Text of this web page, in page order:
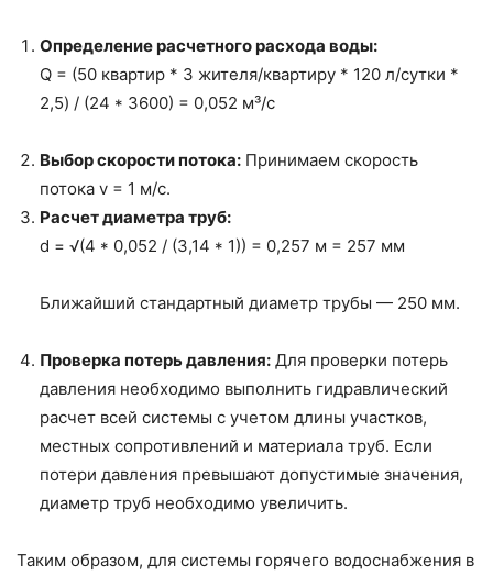
Определение расчетного расхода воды:
Q = (50 квартир * 3 жителя/квартиру * 120 л/сутки *
2,5) / (24 * 3600) = 0,052 м³/с
Выбор скорости потока: Принимаем скорость
потока v = 1 м/с.
Расчет диаметра труб:
d = √(4 * 0,052 / (3,14 * 1)) = 0,257 м = 257 мм
Ближайший стандартный диаметр трубы — 250 мм.
Проверка потерь давления: Для проверки потерь
давления необходимо выполнить гидравлический
расчет всей системы с учетом длины участков,
местных сопротивлений и материала труб. Если
потери давления превышают допустимые значения,
диаметр труб необходимо увеличить.
Таким образом, для системы горячего водоснабжения в